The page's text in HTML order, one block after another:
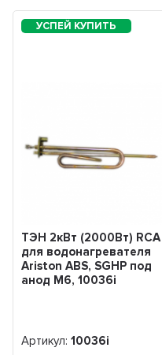
ТЭН 2кВт (2000Вт) RCA
для водонагревателя
Ariston ABS, SGHP под
анод М6, 10036i
Артикул:10036i